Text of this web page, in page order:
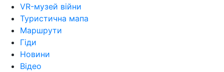
VR-музей війни
Туристична мапа
Маршрути
Гіди
Новини
Відео